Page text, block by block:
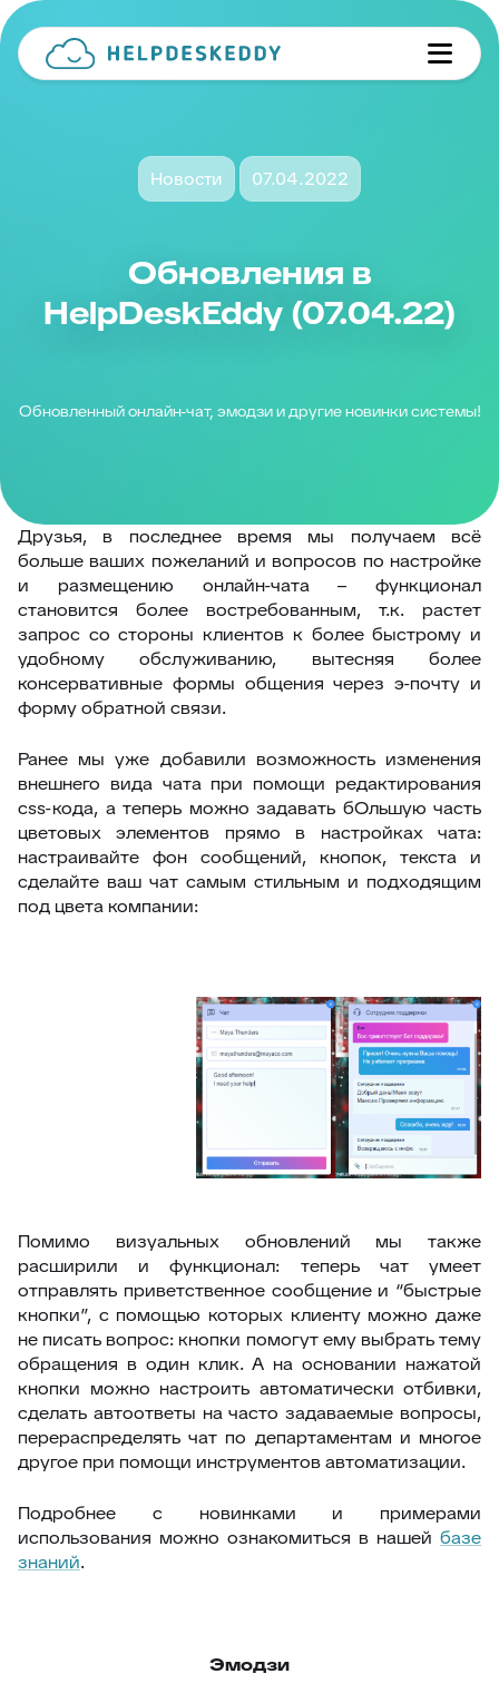
Новости 07.04.2022
Обновления в
HelpDeskEddy (07.04.22)
Обновленный онлайн-чат, эмодзи и другие новинки системы!
Друзья, в последнее время мы получаем всё
больше ваших пожеланий и вопросов по настройке
и размещению онлайн-чата – функционал
становится более востребованным, т.к. растет
запрос со стороны клиентов к более быстрому и
удобному обслуживанию, вытесняя более
консервативные формы общения через э-почту и
форму обратной связи.
Ранее мы уже добавили возможность изменения
внешнего вида чата при помощи редактирования
css-кода, а теперь можно задавать бОльшую часть
цветовых элементов прямо в настройках чата:
настраивайте фон сообщений, кнопок, текста и
сделайте ваш чат самым стильным и подходящим
под цвета компании:
Помимо визуальных обновлений мы также
расширили и функционал: теперь чат умеет
отправлять приветственное сообщение и “быстрые
кнопки”, с помощью которых клиенту можно даже
не писать вопрос: кнопки помогут ему выбрать тему
обращения в один клик. А на основании нажатой
кнопки можно настроить автоматически отбивки,
сделать автоответы на часто задаваемые вопросы,
перераспределять чат по департаментам и многое
другое при помощи инструментов автоматизации.
Подробнее с новинками и примерами
использования можно ознакомиться в нашей базе
знаний.
Эмодзи